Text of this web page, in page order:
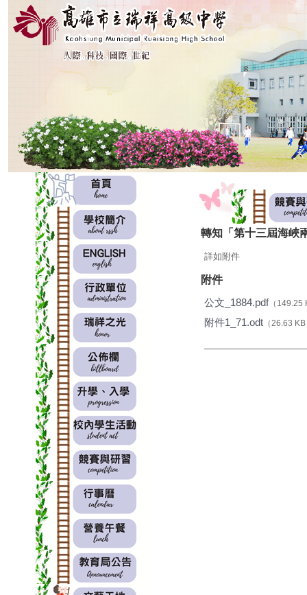
::: :::
轉知「第十三屆海峽
詳如附件
附件
公文_1884.pdf（149.25
附件1_71.odt （26.63